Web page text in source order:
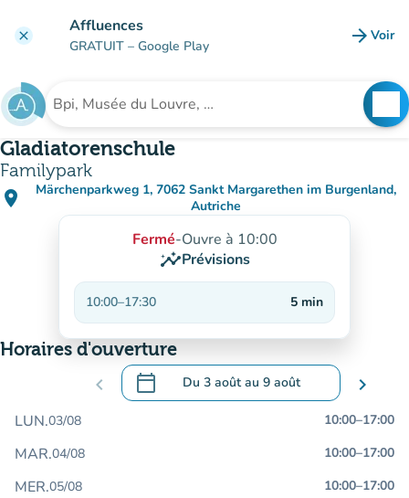
clear Affluences
GRATUIT – Google Play arrow_forward Voir
Rechercher un établissement
Gladiatorenschule
Familypark
place
Märchenparkweg 1, 7062 Sankt Margarethen im Burgenland,
Autriche
(ouvrir dans Google Maps)
(nouvel onglet)
Fermé-Ouvre à 10:00
insightsPrévisions
10:00–17:30 5 min
Horaires d'ouverture
chevron_left calendar_today Du 3 aoûtau 9 août
.Ouvrir le calendrier pour changer de
chevron_right
LUN.03/08 10:00–17:00
MAR.04/08 10:00–17:00
MER.05/08 10:00–17:00